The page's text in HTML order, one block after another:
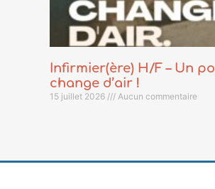
Infirmier(ère) H/F – Un
change d’air !
15 juillet 2026 Aucun commentaire